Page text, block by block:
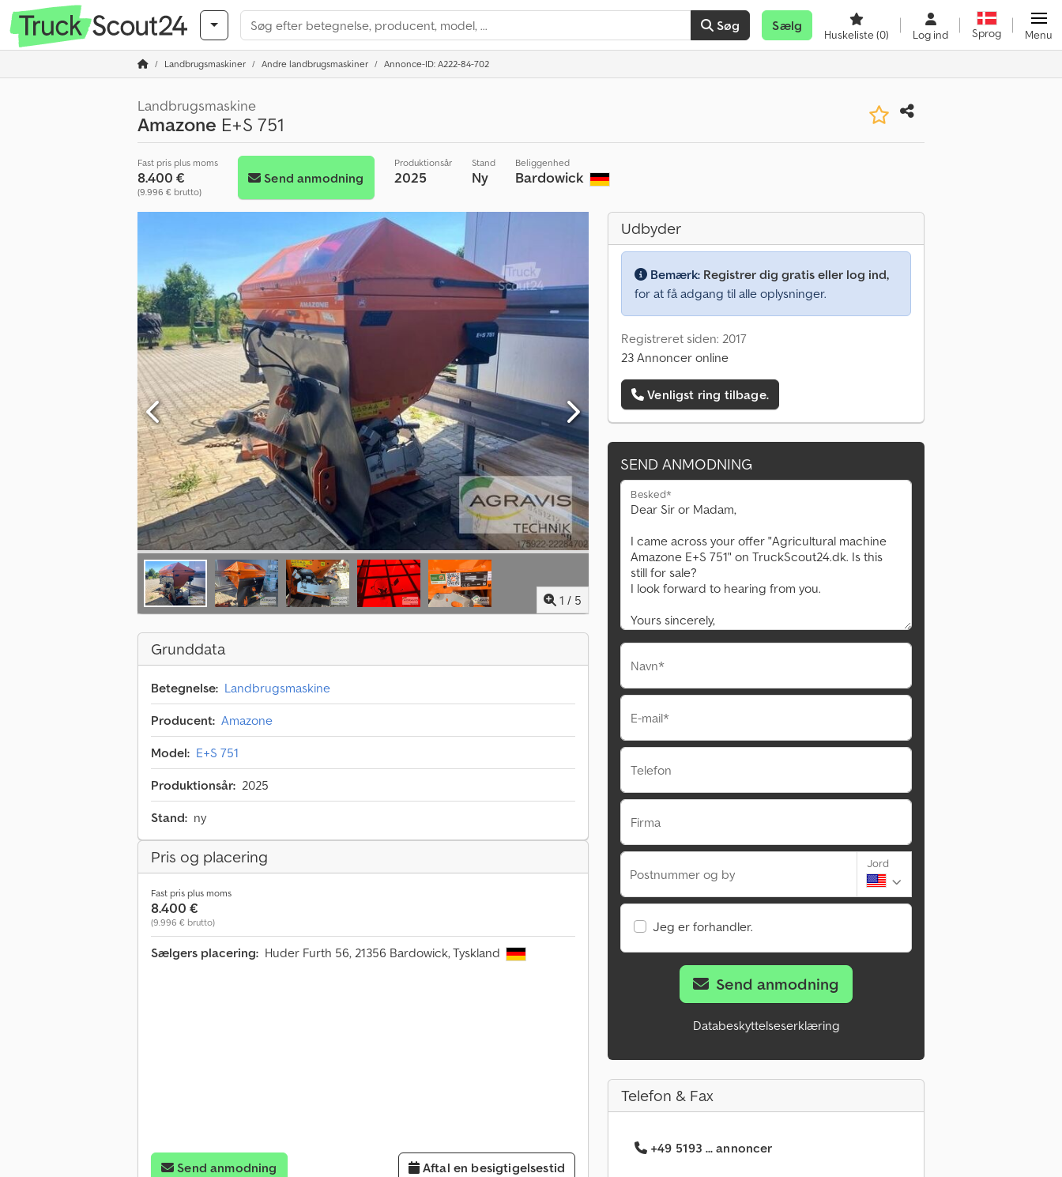
Søg Sælg
Huskeliste(0) Log ind Sprog Menu
Landbrugsmaskiner Andre landbrugsmaskiner Annonce-ID: A222-84-702
Landbrugsmaskine
Amazone E+S 751
Fast pris plus moms
8.400 €
(9.996 € brutto)
Send anmodning
Produktionsår
2025
Stand
Ny
Beliggenhed
Bardowick
1 / 5
Grunddata
Betegnelse: Landbrugsmaskine
Producent: Amazone
Model: E+S 751
Produktionsår: 2025
Stand: ny
Pris og placering
Fast pris plus moms
8.400 €
(9.996 € brutto)
Sælgers placering: Huder Furth 56, 21356 Bardowick, Tyskland
Send anmodning Aftal en besigtigelsestid
Udbyder
Bemærk: Registrer dig gratis eller log ind,
for at få adgang til alle oplysninger.
Registreret siden: 2017
23 Annoncer online
Venligst ring tilbage.
SEND ANMODNING
Besked*
Navn*
E-mail*
Telefon
Firma
Postnummer og by
Jord
Jeg er forhandler.
Send anmodning
Databeskyttelseserklæring
Telefon & Fax
+49 5193 ... annoncer